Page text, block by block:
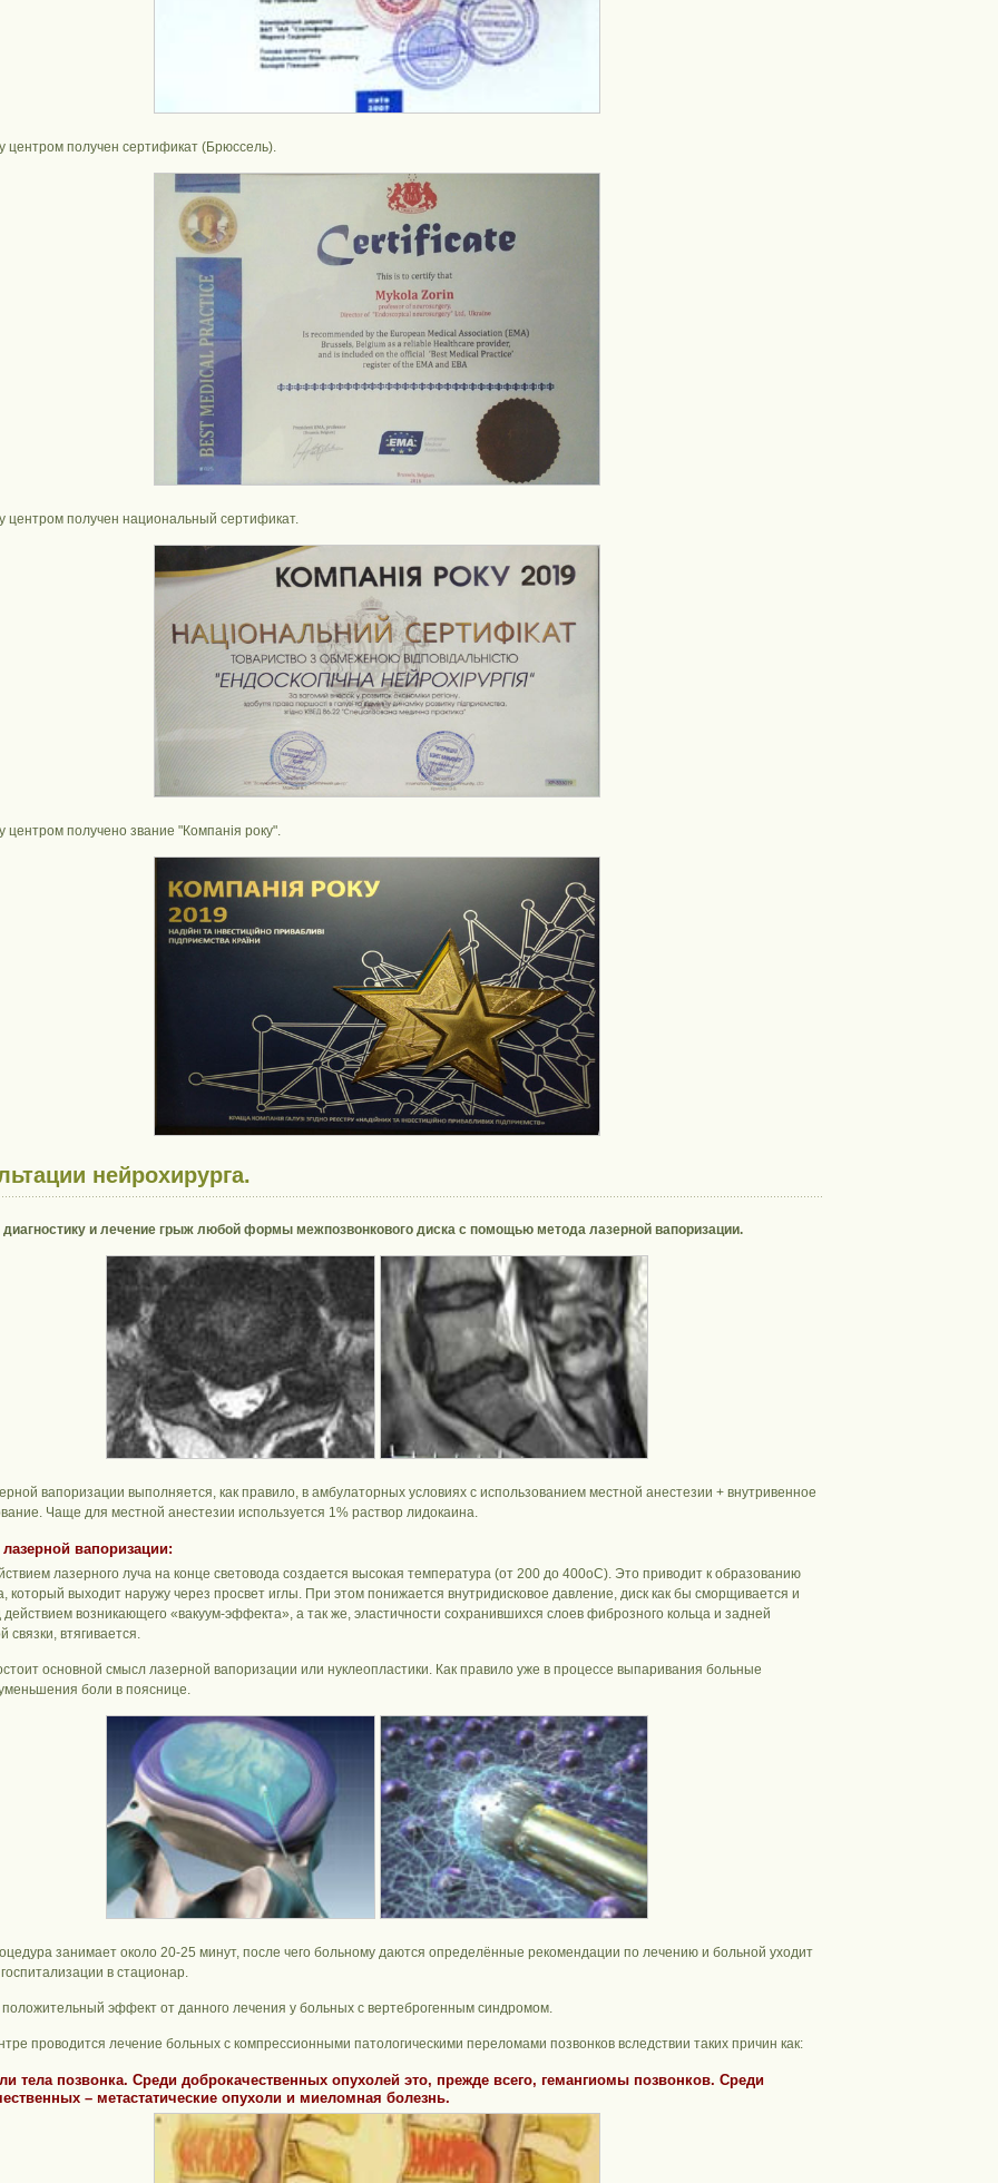
центром получен сертификат (Брюссель).
центром получен национальный сертификат.
центром получено звание "Компанія року".
нейрохирурга.
и лечение грыж любой формы межпозвонкового диска с помощью метода лазерной вапоризации.
вапоризации выполняется, как правило, в амбулаторных условиях с использованием местной анестезии + внутривенное
Чаще для местной анестезии используется 1% раствор лидокаина.
вапоризации:
лазерного луча на конце световода создается высокая температура (от 200 до 400oС). Это приводит к образованию
который выходит наружу через просвет иглы. При этом понижается внутридисковое давление, диск как бы сморщивается и
возникающего «вакуум-эффекта», а так же, эластичности сохранившихся слоев фиброзного кольца и задней
связки, втягивается.
основной смысл лазерной вапоризации или нуклеопластики. Как правило уже в процессе выпаривания больные
боли в пояснице.
занимает около 20-25 минут, после чего больному даются определённые рекомендации по лечению и больной уходит
в стационар.
эффект от данного лечения у больных с вертеброгенным синдромом.
проводится лечение больных с компрессионными патологическими переломами позвонков вследствии таких причин как:
тела позвонка. Среди доброкачественных опухолей это, прежде всего, гемангиомы позвонков. Среди
– метастатические опухоли и миеломная болезнь.